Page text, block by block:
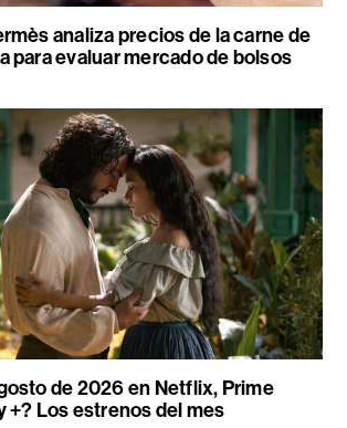
analiza precios de la carne de
para evaluar mercado de bolsos
de 2026 en Netflix, Prime
+? Los estrenos del mes